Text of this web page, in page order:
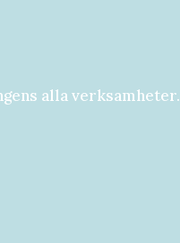
alla verksamheter.